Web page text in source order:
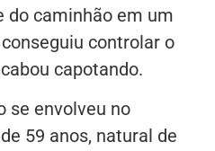
do caminhão em um
controlar o
capotando.
se envolveu no
59 anos, natural de